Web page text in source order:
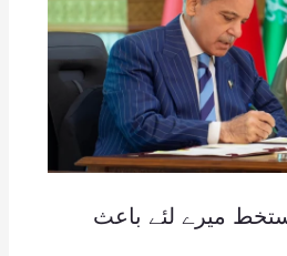
میرے لئے باعث